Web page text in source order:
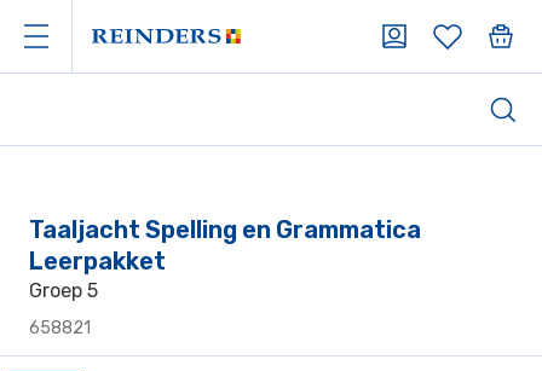
Taaljacht Spelling en Grammatica
Leerpakket
Groep 5
658821